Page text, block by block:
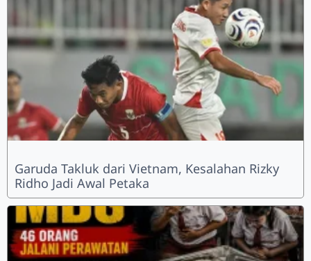
Garuda Takluk dari Vietnam, Kesalahan Rizky
Ridho Jadi Awal Petaka